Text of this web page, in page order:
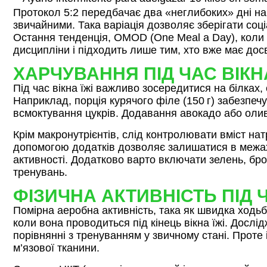
Протокол 5:2 передбачає два «неглибоких» дні
звичайними. Така варіація дозволяє зберігати
Остання тенденція, OMOD (One Meal a Day), коли
дисципліни і підходить лише тим, хто вже має
ХАРЧУВАННЯ ПІД ЧАС
Під час вікна їжі важливо зосередитися на
Наприклад, порція курячого філе (150 г)
всмоктування цукрів. Додавання авокадо або
Крім макронутрієнтів, слід контролювати вміст
допомогою додатків дозволяє залишатися в
активності. Додатково варто включати зелень,
тренувань.
ФІЗИЧНА АКТИВНІСТЬ
Помірна аеробна активність, така як швидка
коли вона проводиться під кінець вікна їжі.
порівнянні з тренуванням у звичному стані.
м’язової тканини.